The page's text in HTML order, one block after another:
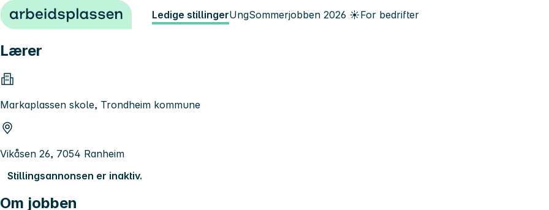
Hopp til innhold Ledige stillingerUngSommerjobben 2026 ☀️For bedrifter
Lærer
Markaplassen skole, Trondheim kommune
Vikåsen 26, 7054 Ranheim
Stillingsannonsen er inaktiv.
Om jobben